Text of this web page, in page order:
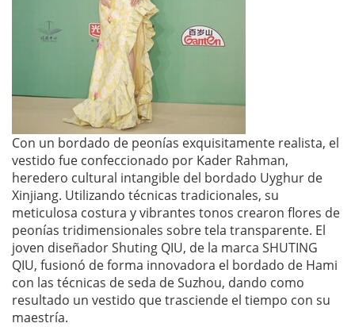
Con un bordado de peonías exquisitamente realista, el
vestido fue confeccionado por Kader Rahman,
heredero cultural intangible del bordado Uyghur de
Xinjiang. Utilizando técnicas tradicionales, su
meticulosa costura y vibrantes tonos crearon flores de
peonías tridimensionales sobre tela transparente. El
joven diseñador Shuting QIU, de la marca SHUTING
QIU, fusionó de forma innovadora el bordado de Hami
con las técnicas de seda de Suzhou, dando como
resultado un vestido que trasciende el tiempo con su
maestría.